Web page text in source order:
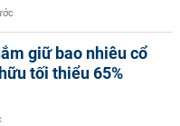
giữ bao nhiêu cổ
tối thiểu 65%